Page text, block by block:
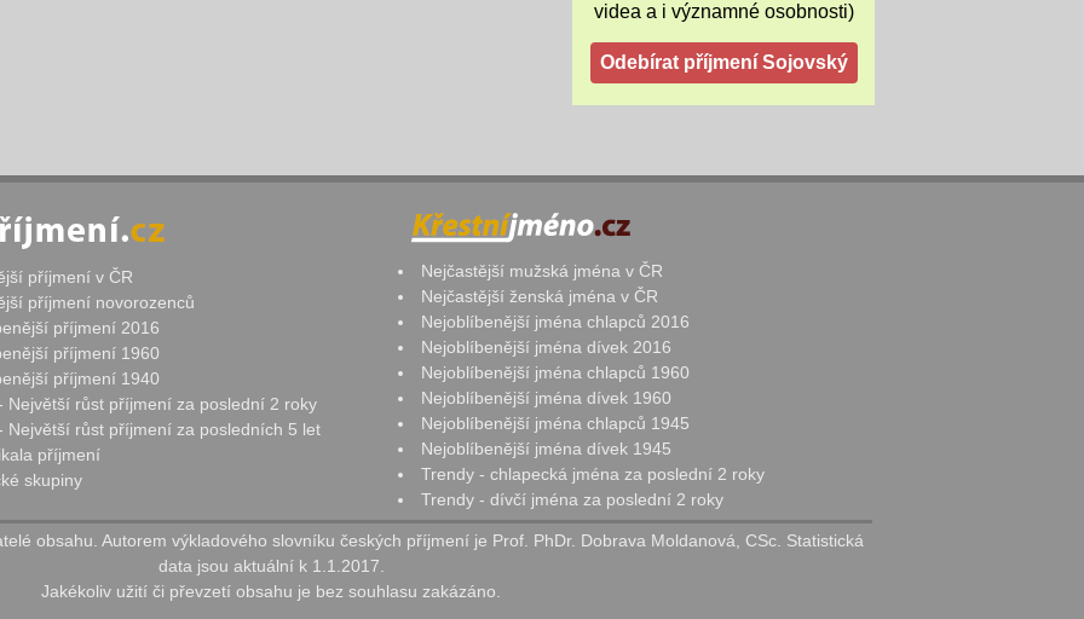
videa a i významné osobnosti)
příjmení v ČR
příjmení novorozenců
příjmení 2016
příjmení 1960
příjmení 1940
Největší růst příjmení za poslední 2 roky
Největší růst příjmení za posledních 5 let
příjmení
skupiny
Nejčastější mužská jména v ČR
Nejčastější ženská jména v ČR
Nejoblíbenější jména chlapců 2016
Nejoblíbenější jména dívek 2016
Nejoblíbenější jména chlapců 1960
Nejoblíbenější jména dívek 1960
Nejoblíbenější jména chlapců 1945
Nejoblíbenější jména dívek 1945
Trendy - chlapecká jména za poslední 2 roky
Trendy - dívčí jména za poslední 2 roky
obsahu. Autorem výkladového slovníku českých příjmení je Prof. PhDr. Dobrava Moldanová, CSc. Statistická
data jsou aktuální k 1.1.2017.
Jakékoliv užití či převzetí obsahu je bez souhlasu zakázáno.